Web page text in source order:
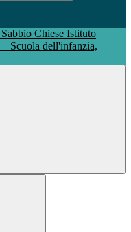
Istituto
Scuola dell'infanzia,